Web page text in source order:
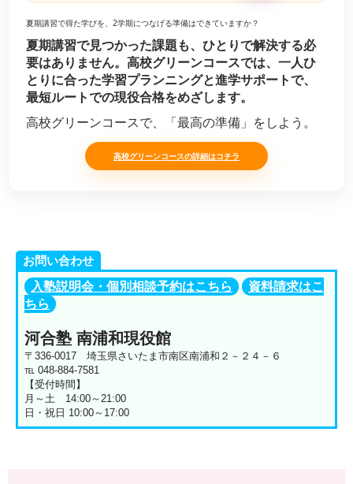
夏期講習で得た学びを、2学期につなげる準備はできていますか？
夏期講習で見つかった課題も、ひとりで解決する必
要はありません。高校グリーンコースでは、一人ひ
とりに合った学習プランニングと進学サポートで、
最短ルートでの現役合格をめざします。
高校グリーンコースで、「最高の準備」をしよう。
高校グリーンコースの詳細はコチラ
お問い合わせ
入塾説明会・個別相談予約はこちら
資料請求はこ
ちら
河合塾 南浦和現役館
〒336-0017 埼玉県さいたま市南区南浦和２－２４－６
℡ 048-884-7581
【受付時間】
月～土 14:00～21:00
日・祝日 10:00～17:00